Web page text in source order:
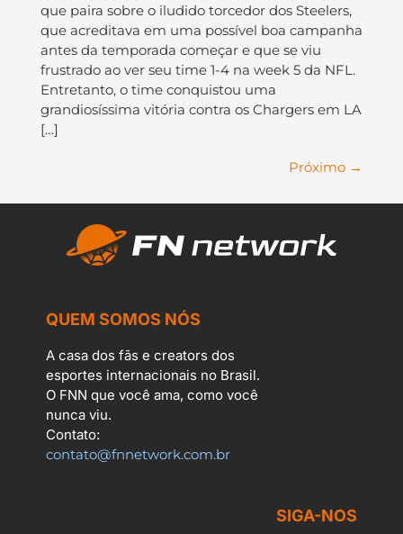
que paira sobre o iludido torcedor dos Steelers,
que acreditava em uma possível boa campanha
antes da temporada começar e que se viu
frustrado ao ver seu time 1-4 na week 5 da NFL.
Entretanto, o time conquistou uma
grandiosíssima vitória contra os Chargers em LA
[…]
Próximo →
QUEM SOMOS NÓS
A casa dos fãs e creators dos
esportes internacionais no Brasil.
O FNN que você ama, como você
nunca viu.
Contato:
contato@fnnetwork.com.br
SIGA-NOS